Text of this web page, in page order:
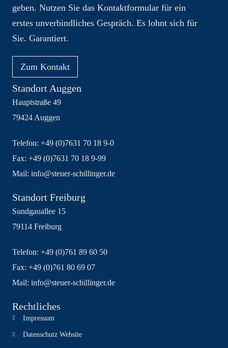
geben. Nutzen Sie das Kontaktformular für ein
erstes unverbindliches Gespräch. Es lohnt sich für
Sie. Garantiert.
Zum Kontakt
Standort Auggen
Hauptstraße 49
79424 Auggen
Telefon: +49 (0)7631 70 18 9-0
Fax: +49 (0)7631 70 18 9-99
Mail: info@steuer-schillinger.de
Standort Freiburg
Sundgauallee 15
79114 Freiburg
Telefon: +49 (0)761 89 60 50
Fax: +49 (0)761 80 69 07
Mail: info@steuer-schillinger.de
Rechtliches
Impressum
Datenschutz Website